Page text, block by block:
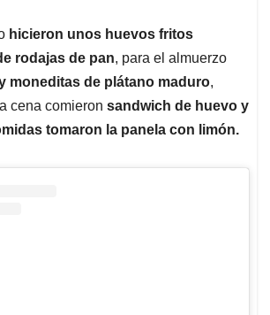
hicieron unos huevos fritos
rodajas de pan, para el almuerzo
moneditas de plátano maduro,
cena comieron sandwich de huevo y
tomaron la panela con limón.